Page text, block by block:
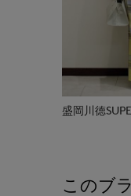
盛岡川徳
このブ